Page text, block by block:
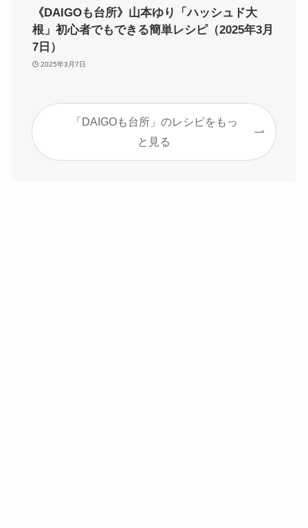
《DAIGOも台所》山本ゆり「ハッシュド大
根」初心者でもできる簡単レシピ（2025年3月
7日）
2025年3月7日
「DAIGOも台所」のレシピをもっ
と見る